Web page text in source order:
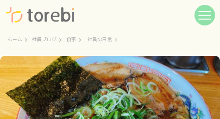
ホーム 社員ブログ 食事 社員の日常